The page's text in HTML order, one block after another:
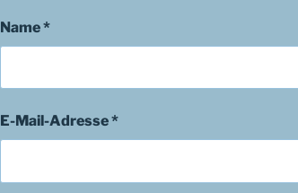
Name*
E-Mail-Adresse*